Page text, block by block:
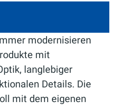
modernisieren
mit
langlebiger
Details. Die
mit dem eigenen